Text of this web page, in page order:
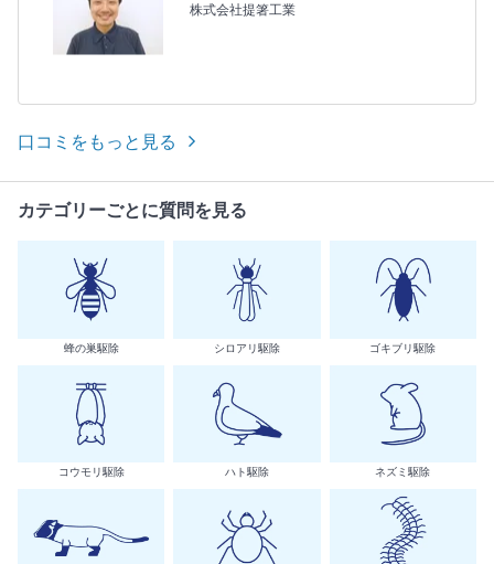
株式会社提箸工業
口コミをもっと見る
カテゴリーごとに質問を見る
蜂の巣駆除 シロアリ駆除 ゴキブリ駆除
コウモリ駆除 ハト駆除 ネズミ駆除